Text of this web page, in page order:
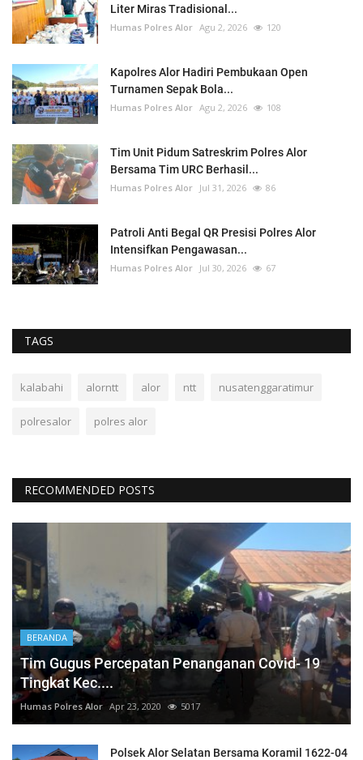
Liter Miras Tradisional...
Humas Polres Alor Agu 2, 2026 120
Kapolres Alor Hadiri Pembukaan Open
Turnamen Sepak Bola...
Humas Polres Alor Agu 2, 2026 108
Tim Unit Pidum Satreskrim Polres Alor
Bersama Tim URC Berhasil...
Humas Polres Alor Jul 31, 2026 86
Patroli Anti Begal QR Presisi Polres Alor
Intensifkan Pengawasan...
Humas Polres Alor Jul 30, 2026 67
TAGS
kalabahi alorntt alor ntt nusatenggaratimur
polresalor polres alor
RECOMMENDED POSTS
BERANDA
Tim Gugus Percepatan Penanganan Covid- 19
Tingkat Kec....
Humas Polres Alor Apr 23, 2020 5017
Polsek Alor Selatan Bersama Koramil 1622-04